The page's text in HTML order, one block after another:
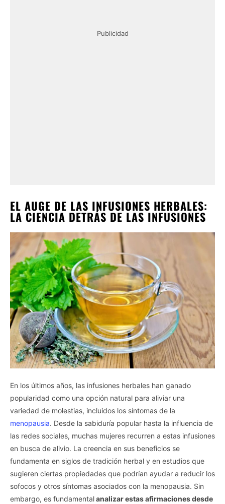
Publicidad
EL AUGE DE LAS INFUSIONES HERBALES:
LA CIENCIA DETRÁS DE LAS INFUSIONES
En los últimos años, las infusiones herbales han ganado
popularidad como una opción natural para aliviar una
variedad de molestias, incluidos los síntomas de la
menopausia. Desde la sabiduría popular hasta la influencia de
las redes sociales, muchas mujeres recurren a estas infusiones
en busca de alivio. La creencia en sus beneficios se
fundamenta en siglos de tradición herbal y en estudios que
sugieren ciertas propiedades que podrían ayudar a reducir los
sofocos y otros síntomas asociados con la menopausia. Sin
embargo, es fundamentalanalizar estas afirmaciones desde